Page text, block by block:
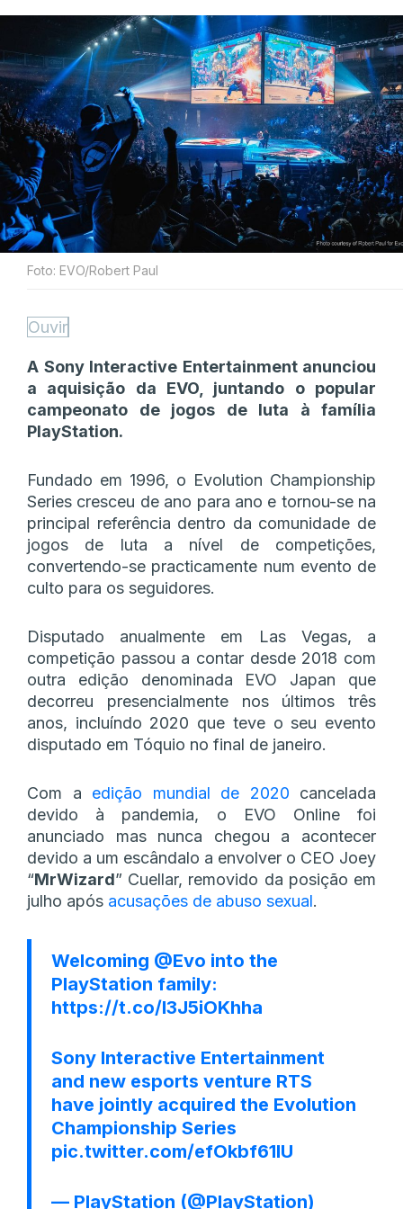
Foto: EVO/Robert Paul
Ouvir
A Sony Interactive Entertainment anunciou
a aquisição da EVO, juntando o popular
campeonato de jogos de luta à família
PlayStation.
Fundado em 1996, o Evolution Championship
Series cresceu de ano para ano e tornou-se na
principal referência dentro da comunidade de
jogos de luta a nível de competições,
convertendo-se practicamente num evento de
culto para os seguidores.
Disputado anualmente em Las Vegas, a
competição passou a contar desde 2018 com
outra edição denominada EVO Japan que
decorreu presencialmente nos últimos três
anos, incluíndo 2020 que teve o seu evento
disputado em Tóquio no final de janeiro.
Com a edição mundial de 2020 cancelada
devido à pandemia, o EVO Online foi
anunciado mas nunca chegou a acontecer
devido a um escândalo a envolver o CEO Joey
“MrWizard” Cuellar, removido da posição em
julho após acusações de abuso sexual.
Welcoming @Evo into the
PlayStation family:
https://t.co/I3J5iOKhha
Sony Interactive Entertainment
and new esports venture RTS
have jointly acquired the Evolution
Championship Series
pic.twitter.com/efOkbf61lU
— PlayStation (@PlayStation)